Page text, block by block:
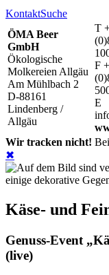
KontaktSuche
ÖMA Beer
GmbH
Ökologische
Molkereien Allgäu
Am Mühlbach 2
D-88161
Lindenberg /
Allgäu
T
F
E
Wir tracken nicht!
✖
Käse- und
Genuss-Event
(live)